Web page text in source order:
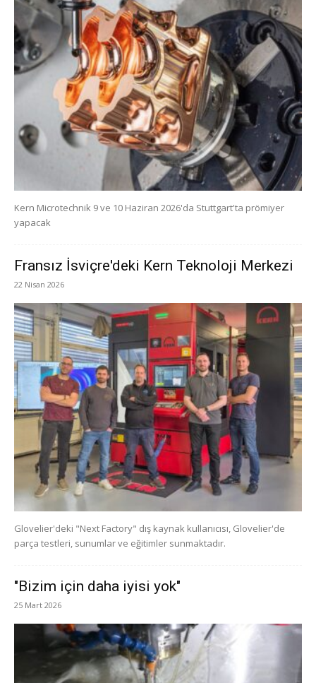
Kern Microtechnik 9 ve 10 Haziran 2026'da Stuttgart'ta prömiyer
yapacak
Fransız İsviçre'deki Kern Teknoloji Merkezi
22 Nisan 2026
Glovelier'deki "Next Factory" dış kaynak kullanıcısı, Glovelier'de
parça testleri, sunumlar ve eğitimler sunmaktadır.
"Bizim için daha iyisi yok"
25 Mart 2026